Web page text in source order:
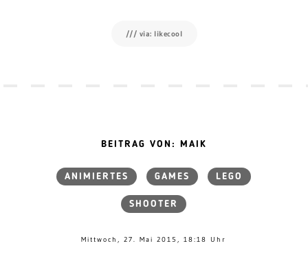
/// via: likecool
BEITRAG VON: MAIK
ANIMIERTES GAMES LEGO
SHOOTER
Mittwoch, 27. Mai 2015, 18:18 Uhr